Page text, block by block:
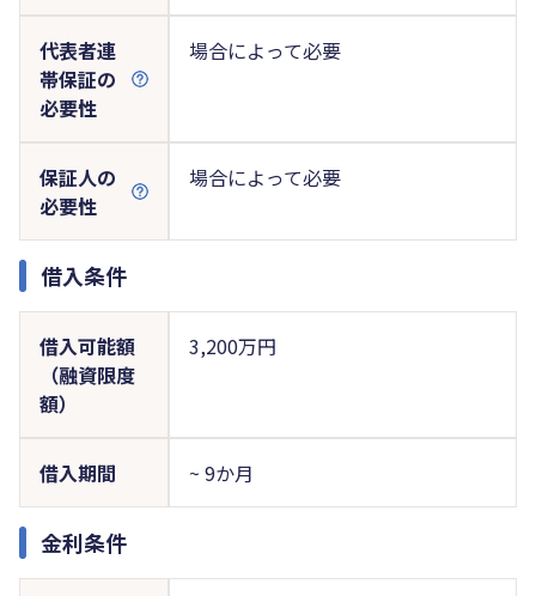
代表者連
帯保証の
必要性
場合によって必要
保証人の
必要性
場合によって必要
借入条件
借入可能額
（融資限度
額）
3,200万円
借入期間 ~ 9か月
金利条件